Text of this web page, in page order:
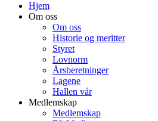
Hjem
Om oss
Om oss
Historie og meritter
Styret
Lovnorm
Årsberetninger
Lagene
Hallen vår
Medlemskap
Medlemskap